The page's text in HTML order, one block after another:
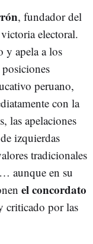
, fundador del
electoral.
y apela a los
peruano,
con la
las apelaciones
izquierdas
tradicionales
aunque en su
el concordato
criticado por las